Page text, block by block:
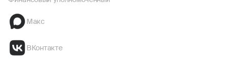
Макс
ВКонтакте